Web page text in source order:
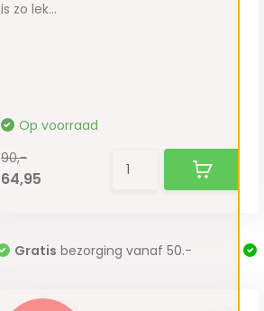
is zo lek...
Op voorraad
90,-
64,95
Gratis bezorging vanaf 50.-